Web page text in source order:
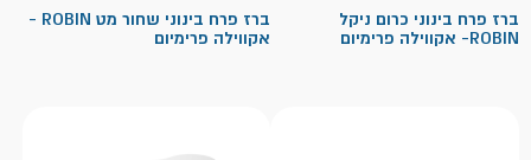
ברז פרח בינוני כרום ניקל
ROBIN- אקווילה פרימיום
ברז פרח בינוני שחור מט ROBIN -
אקווילה פרימיום